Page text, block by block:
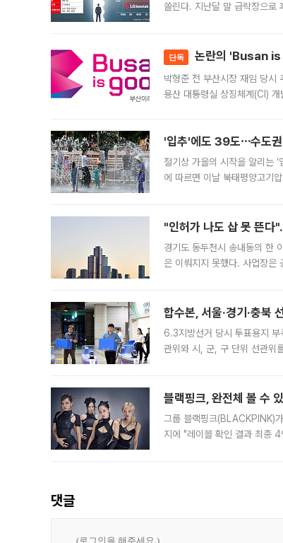
쏠린다. 지난달 말 급락장으로
단독 논란의 'Busan is
박형준 전 부산시장 재임 당시
용산 대통령실 상징체계(CI)
'입추'에도 39도⋯수도
절기상 가을의 시작을 알리는
에 따르면 이날 북태평양고기
"인허가 나도 삽 못 뜬
경기도 동두천시 송내동의 한
은 이뤄지지 못했다. 사업장
합수본, 서울·경기·충북
6.3지방선거 당시 투표용지 부
관위와 시, 군, 구 단위 선관위
블랙핑크, 완전체 볼 수
그룹 블랙핑크(BLACKPINK)
지에 "레이블 확인 결과 최종
댓글